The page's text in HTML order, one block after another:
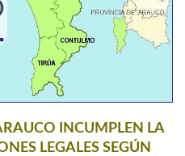
INCUMPLEN LA
LEGALES SEGÚN